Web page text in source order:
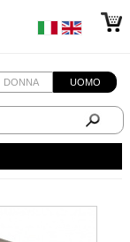
DONNA UOMO